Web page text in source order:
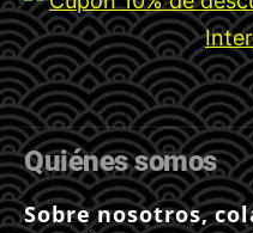
Quiénes somos
Sobre nosotros,